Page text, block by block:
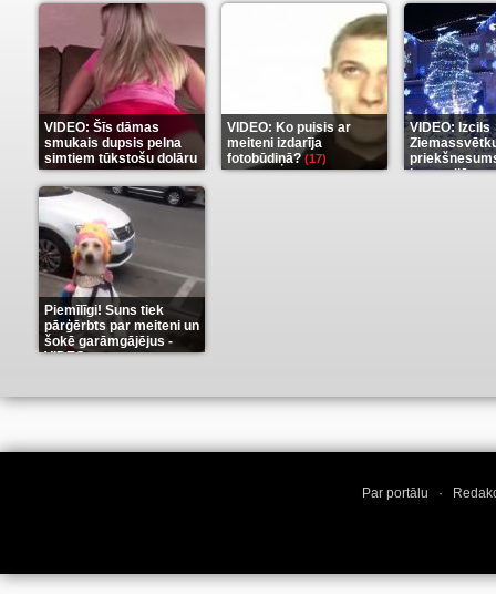
VIDEO: Šīs dāmas
smukais dupsis pelna
simtiem tūkstošu dolāru
(9)
VIDEO: Ko puisis ar
meiteni izdarīja
fotobūdiņā?(17)
VIDEO: Izcils
karu stilā(7)
Piemīlīgi! Suns tiek
pārģērbts par meiteni un
šokē garāmgājējus -
VIDEO(8)
Par portālu ·